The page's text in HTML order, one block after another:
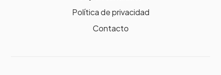
Política de privacidad
Contacto